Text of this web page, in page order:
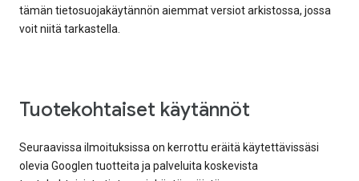
tämän tietosuojakäytännön aiemmat versiot arkistossa, jossa
voit niitä tarkastella.
Tuotekohtaiset käytännöt
Seuraavissa ilmoituksissa on kerrottu eräitä käytettävissäsi
olevia Googlen tuotteita ja palveluita koskevista